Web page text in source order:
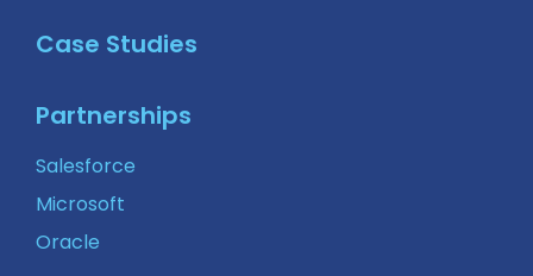
Case Studies
Partnerships
Salesforce
Microsoft
Oracle